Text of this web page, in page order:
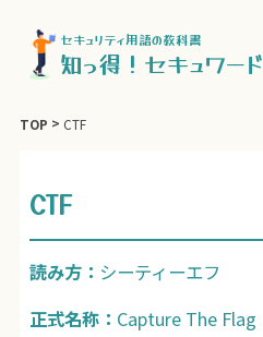
セキュリティ用語の教科書
知っ得！セキュワード
TOP CTF
CTF
読み方： シーティーエフ
正式名称： Capture The Flag